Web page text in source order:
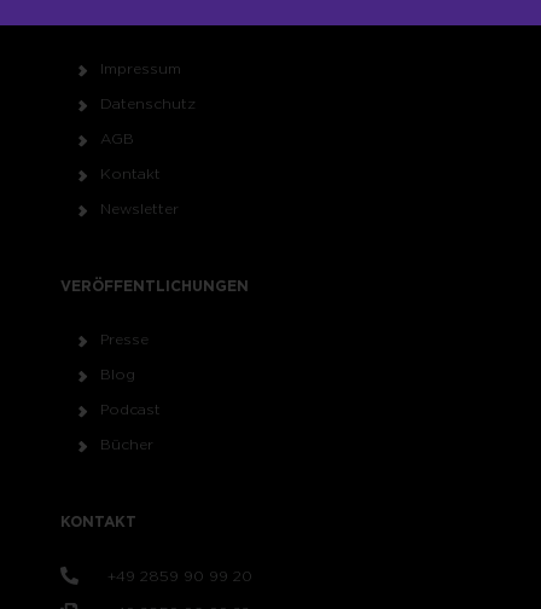
Impressum
Datenschutz
AGB
Kontakt
Newsletter
VERÖFFENTLICHUNGEN
Presse
Blog
Podcast
Bücher
KONTAKT
+49 2859 90 99 20